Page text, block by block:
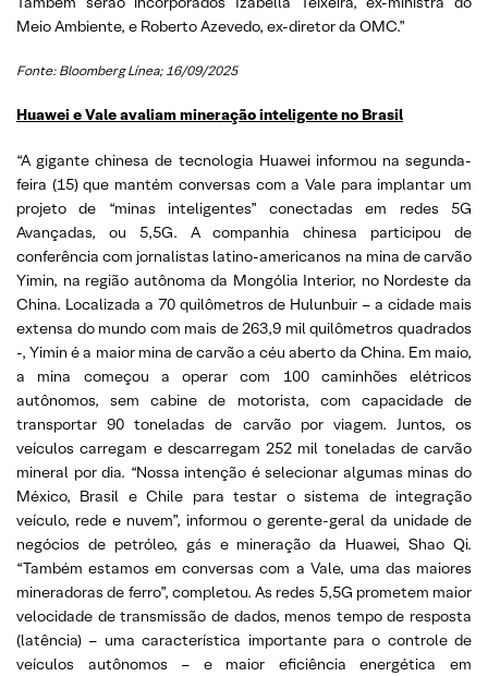
Meio Ambiente, e Roberto Azevedo, ex-diretor da OMC.”
Fonte: Bloomberg Línea; 16/09/2025
Huawei e Vale avaliam mineração inteligente no Brasil
“A gigante chinesa de tecnologia Huawei informou na segunda-
feira (15) que mantém conversas com a Vale para implantar um
projeto de “minas inteligentes” conectadas em redes 5G
Avançadas, ou 5,5G. A companhia chinesa participou de
conferência com jornalistas latino-americanos na mina de carvão
Yimin, na região autônoma da Mongólia Interior, no Nordeste da
China. Localizada a 70 quilômetros de Hulunbuir – a cidade mais
extensa do mundo com mais de 263,9 mil quilômetros quadrados
-, Yimin é a maior mina de carvão a céu aberto da China. Em maio,
a mina começou a operar com 100 caminhões elétricos
autônomos, sem cabine de motorista, com capacidade de
transportar 90 toneladas de carvão por viagem. Juntos, os
veículos carregam e descarregam 252 mil toneladas de carvão
mineral por dia. “Nossa intenção é selecionar algumas minas do
México, Brasil e Chile para testar o sistema de integração
veículo, rede e nuvem”, informou o gerente-geral da unidade de
negócios de petróleo, gás e mineração da Huawei, Shao Qi.
“Também estamos em conversas com a Vale, uma das maiores
mineradoras de ferro”, completou. As redes 5,5G prometem maior
velocidade de transmissão de dados, menos tempo de resposta
(latência) – uma característica importante para o controle de
veículos autônomos – e maior eficiência energética em